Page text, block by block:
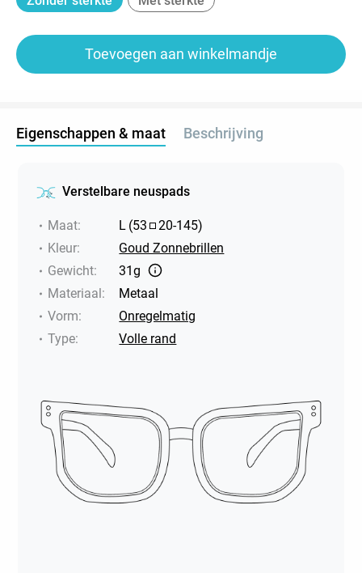
Toevoegen aan winkelmandje
Eigenschappen & maat Beschrijving
Verstelbare neuspads
Maat: L (53 20-145)
Kleur:
Goud Zonnebrillen
Gewicht:
31g
Materiaal:
Metaal
Vorm:
Onregelmatig
Type: Volle rand